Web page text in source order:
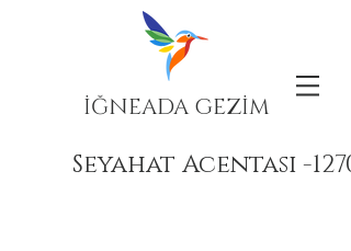
İĞNEADA GEZİM
Seyahat Acentası -